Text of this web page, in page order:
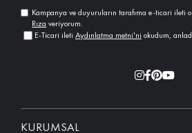
Kampanya ve duyuruların tarafıma e-ticari ileti
Rıza veriyorum.
E-Ticari ileti Aydınlatma metni'ni okudum,
KURUMSAL